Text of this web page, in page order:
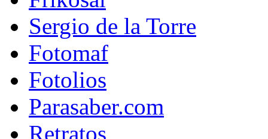
Sergio de la Torre
Fotomaf
Fotolios
Parasaber.com
Retratos